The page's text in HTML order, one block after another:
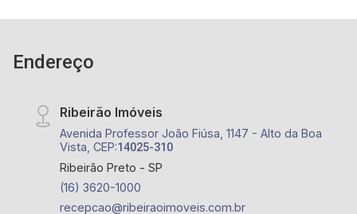
Endereço
Ribeirão Imóveis
Avenida Professor João Fiúsa, 1147 - Alto da Boa
Vista, CEP:14025-310
Ribeirão Preto - SP
(16) 3620-1000
recepcao@ribeiraoimoveis.com.br